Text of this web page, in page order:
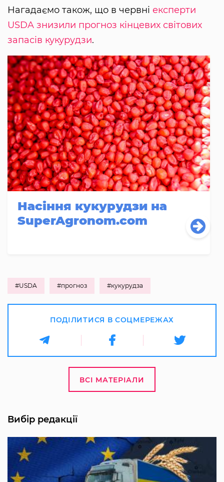
Нагадаємо також, що в червні експерти
USDA знизили прогноз кінцевих світових
запасів кукурудзи.
Насіння кукурудзи на
SuperAgronom.com
#USDA #прогноз #кукурудза
ПОДІЛИТИСЯ В СОЦМЕРЕЖАХ
ВСІ МАТЕРІАЛИ
Вибір редакції